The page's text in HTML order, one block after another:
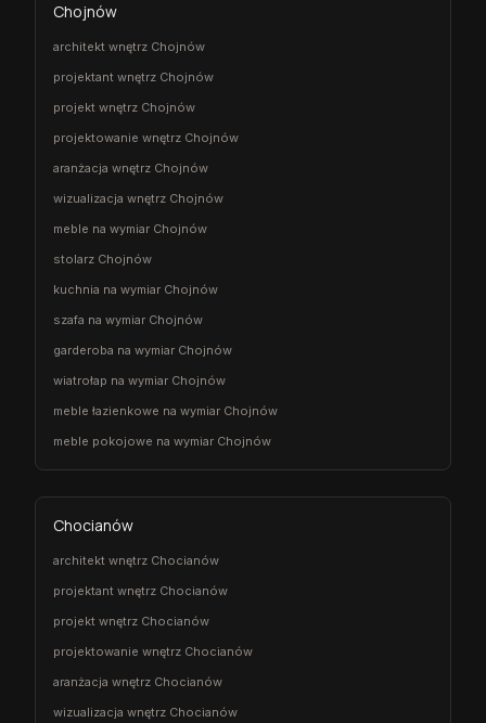
Chojnów
architekt wnętrz Chojnów
projektant wnętrz Chojnów
projekt wnętrz Chojnów
projektowanie wnętrz Chojnów
aranżacja wnętrz Chojnów
wizualizacja wnętrz Chojnów
meble na wymiar Chojnów
stolarz Chojnów
kuchnia na wymiar Chojnów
szafa na wymiar Chojnów
garderoba na wymiar Chojnów
wiatrołap na wymiar Chojnów
meble łazienkowe na wymiar Chojnów
meble pokojowe na wymiar Chojnów
Chocianów
architekt wnętrz Chocianów
projektant wnętrz Chocianów
projekt wnętrz Chocianów
projektowanie wnętrz Chocianów
aranżacja wnętrz Chocianów
wizualizacja wnętrz Chocianów